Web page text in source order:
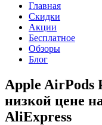
Главная
Скидки
Акции
Бесплатное
Обзоры
Блог
Apple AirPods
низкой цене
AliExpress